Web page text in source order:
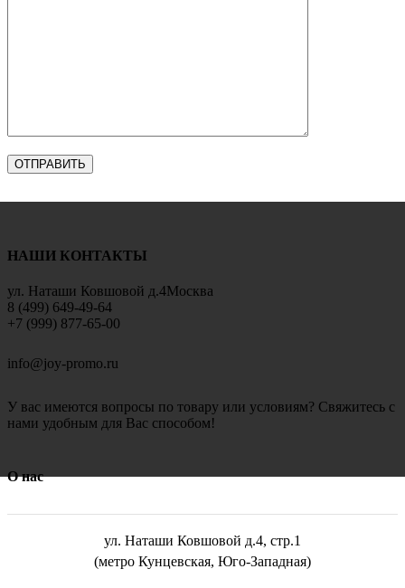
НАШИ КОНТАКТЫ
ул. Наташи Ковшовой д.4Москва
8 (499) 649-49-64
+7 (999) 877-65-00
info@joy-promo.ru
У вас имеются вопросы по товару или условиям? Свяжитесь с
нами удобным для Вас способом!
О нас
ул. Наташи Ковшовой д.4, стр.1
(метро Кунцевская, Юго-Западная)